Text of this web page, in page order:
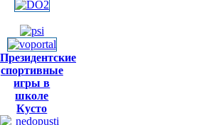
Президентские
спортивные
игры в
школе
Кусто